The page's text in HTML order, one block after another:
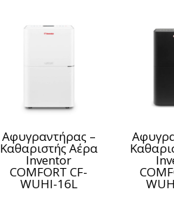
Αφυγραντήρας –
Καθαριστής Αέρα
Inventor
COMFORT CF-
WUHI-16L